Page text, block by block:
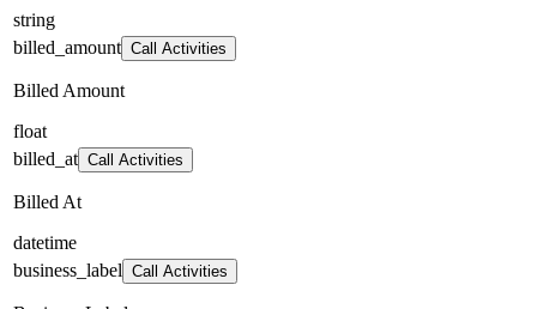
string
billed_amount Call Activities
Billed Amount
float
billed_at Call Activities
Billed At
datetime
business_label Call Activities